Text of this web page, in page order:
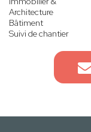
Architecture
Bâtiment
Suivi de chantier